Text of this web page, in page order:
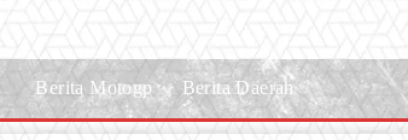
Berita Motogp Berita Daerah